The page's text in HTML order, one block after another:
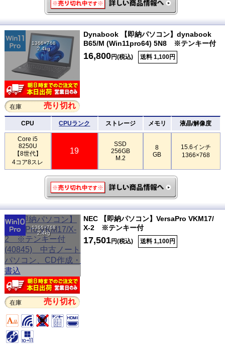
1366×768
2.4kg
在庫 売り切れ
Dynabook 【即納パソコン】dynabook
B65/M (Win11pro64) 5N8 ※テンキー付
16,800円(税込) 送料 1,100円
CPU CPUランク ストレージ メモリ 液晶/解像度
Core i5
8250U
【8世代】
4コア8スレ
19
SSD
256GB
M.2
8
GB
15.6インチ
1366×768
1366×768
2.4kg
在庫 売り切れ
NEC 【即納パソコン】VersaPro VKM17/
X-2 ※テンキー付
17,501円(税込) 送料 1,100円